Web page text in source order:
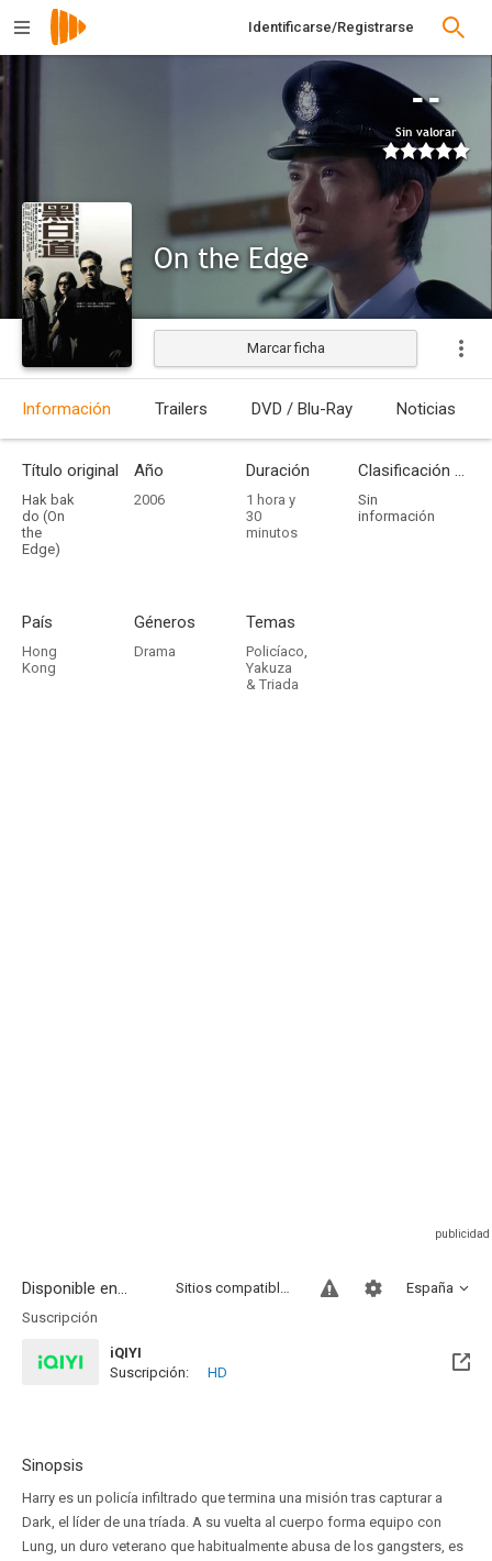
Identificarse/Registrarse
--
Sin valorar
On the Edge
Estrenada
Marcar ficha
Información Trailers DVD / Blu-Ray Noticias
Título original
Hak bak
do (On
the
Edge)
Año
2006
Duración
1 hora y
30
minutos
Clasificación por edades
Sin
información
País
Hong
Kong
Géneros
Drama
Temas
Policíaco,
Yakuza
& Triada
Disponible en... España
Sitios compatibles
Suscripción
iQIYI
Suscripción:
HD
Sinopsis
Harry es un policía infiltrado que termina una misión tras capturar a
Dark, el líder de una tríada. A su vuelta al cuerpo forma equipo con
Lung, un duro veterano que habitualmente abusa de los gangsters, es